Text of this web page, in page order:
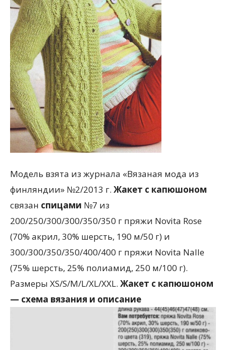
Модель взята из журнала «Вязаная мода из
финляндии» №2/2013 г. Жакет с капюшоном
связан спицами №7 из
200/250/300/300/350/350 г пряжи Novita Rose
(70% акрил, 30% шерсть, 190 м/50 г) и
300/300/350/350/400/400 г пряжи Novita Nalle
(75% шерсть, 25% полиамид, 250 м/100 г).
Размеры XS/S/M/L/XL/XXL. Жакет с капюшоном
— схема вязания и описание